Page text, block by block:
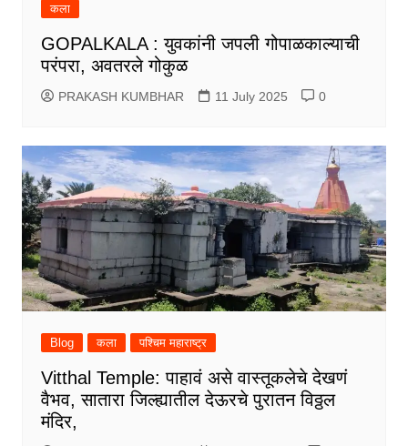
कला
GOPALKALA : युवकांनी जपली गोपाळकाल्याची
परंपरा, अवतरले गोकुळ
PRAKASH KUMBHAR 11 July 2025 0
Blog कला पश्चिम महाराष्ट्र
Vitthal Temple: पाहावं असे वास्तूकलेचे देखणं
वैभव, सातारा जिल्ह्यातील देऊरचे पुरातन विठ्ठल
मंदिर,